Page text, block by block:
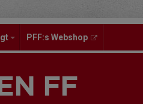
PFF:s Webshop
FF